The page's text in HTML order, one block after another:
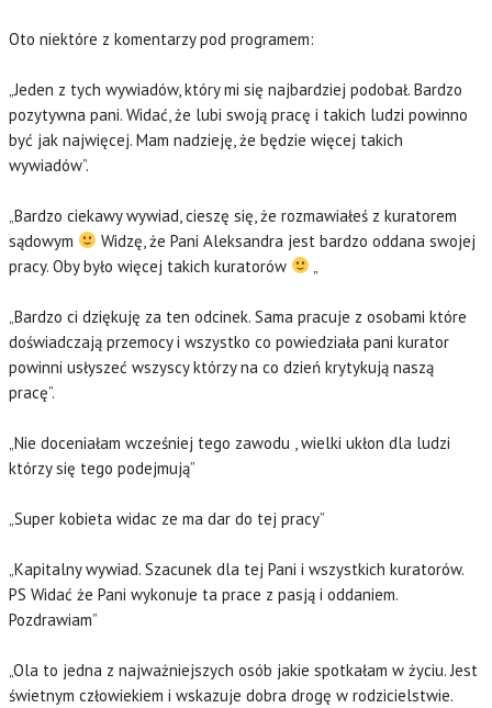
Oto niektóre z komentarzy pod programem:
„Jeden z tych wywiadów, który mi się najbardziej podobał. Bardzo
pozytywna pani. Widać, że lubi swoją pracę i takich ludzi powinno
być jak najwięcej. Mam nadzieję, że będzie więcej takich
wywiadów”.
„Bardzo ciekawy wywiad, cieszę się, że rozmawiałeś z kuratorem
sądowym
Widzę, że Pani Aleksandra jest bardzo oddana swojej
pracy. Oby było więcej takich kuratorów
„
„Bardzo ci dziękuję za ten odcinek. Sama pracuje z osobami które
doświadczają przemocy i wszystko co powiedziała pani kurator
powinni usłyszeć wszyscy którzy na co dzień krytykują naszą
pracę”.
„Nie doceniałam wcześniej tego zawodu , wielki ukłon dla ludzi
którzy się tego podejmują”
„Super kobieta widac ze ma dar do tej pracy”
„Kapitalny wywiad. Szacunek dla tej Pani i wszystkich kuratorów.
PS Widać że Pani wykonuje ta prace z pasją i oddaniem.
Pozdrawiam”
„Ola to jedna z najważniejszych osób jakie spotkałam w życiu. Jest
świetnym człowiekiem i wskazuje dobra drogę w rodzicielstwie.